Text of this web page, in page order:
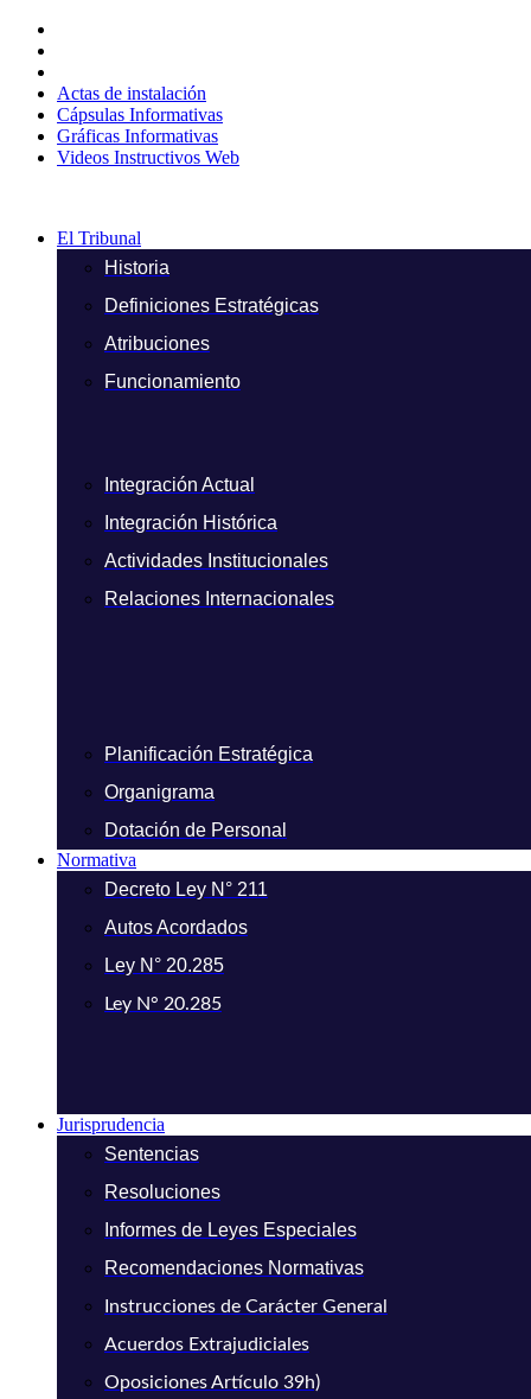
contenido
Actas de instalación
Cápsulas Informativas
Gráficas Informativas
Videos Instructivos Web
El Tribunal
Historia
Definiciones Estratégicas
Atribuciones
Funcionamiento
Integración Actual
Integración Histórica
Actividades Institucionales
Relaciones Internacionales
Planificación Estratégica
Organigrama
Dotación de Personal
Normativa
Decreto Ley N° 211
Autos Acordados
Ley N° 20.285
Ley N° 20.285
Jurisprudencia
Sentencias
Resoluciones
Informes de Leyes Especiales
Recomendaciones Normativas
Instrucciones de Carácter General
Acuerdos Extrajudiciales
Oposiciones Artículo 39h)